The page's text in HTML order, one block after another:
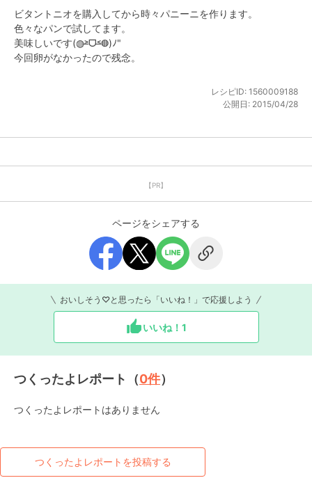
ビタントニオを購入してから時々パニーニを作ります。
色々なパンで試してます。
美味しいです(◍˃̶ᗜ˂̶◍)ﾉ"
今回卵がなかったので残念。
レシピID: 1560009188
公開日: 2015/04/28
【PR】
ページをシェアする
おいしそう♡と思ったら「いいね！」で応援しよう
いいね！ 1
つくったよレポート（0件）
つくったよレポートはありません
つくったよレポートを投稿する